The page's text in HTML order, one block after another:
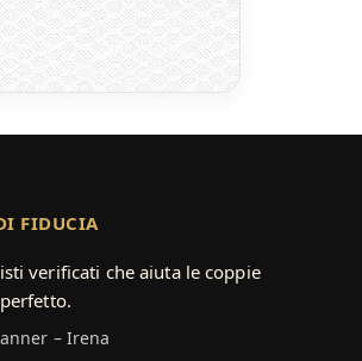
FIDUCIA
verificati che aiuta le coppie
– Irena